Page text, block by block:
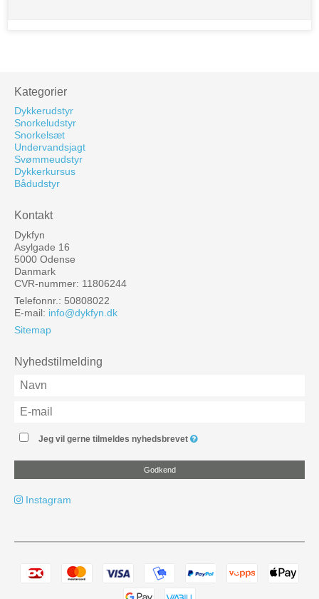
Kategorier
Dykkerudstyr
Snorkeludstyr
Snorkelsæt
Undervandsjagt
Svømmeudstyr
Dykkerkursus
Bådudstyr
Kontakt
Dykfyn
Asylgade 16
5000 Odense
Danmark
CVR-nummer: 11806244
Telefonnr.: 50808022
E-mail: info@dykfyn.dk
Sitemap
Nyhedstilmelding
Jeg vil gerne tilmeldes nyhedsbrevet
Godkend
Instagram